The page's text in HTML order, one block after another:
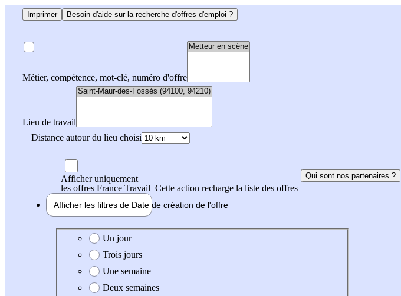
Imprimer Besoin d'aide sur la recherche d'offres d'emploi ?
Métier, compétence, mot-clé, numéro d'offre
Lieu de travail
Distance autour du lieu choisi
Afficher uniquement
les offres France Travail Cette action recharge la liste des offres
Qui sont nos partenaires ?
Afficher les filtres de Date de création de l'offre
Date de création de l'offre
Un jour
Trois jours
Une semaine
Deux semaines